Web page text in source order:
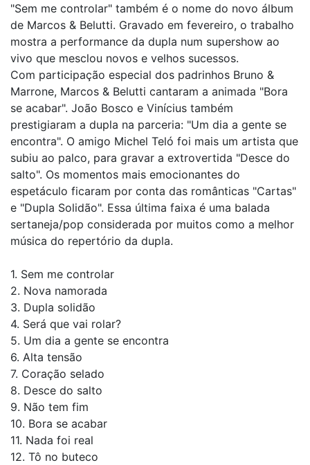
"Sem me controlar" também é o nome do novo álbum
de Marcos & Belutti. Gravado em fevereiro, o trabalho
mostra a performance da dupla num supershow ao
vivo que mesclou novos e velhos sucessos.
Com participação especial dos padrinhos Bruno &
Marrone, Marcos & Belutti cantaram a animada "Bora
se acabar". João Bosco e Vinícius também
prestigiaram a dupla na parceria: "Um dia a gente se
encontra". O amigo Michel Teló foi mais um artista que
subiu ao palco, para gravar a extrovertida "Desce do
salto". Os momentos mais emocionantes do
espetáculo ficaram por conta das românticas "Cartas"
e "Dupla Solidão". Essa última faixa é uma balada
sertaneja/pop considerada por muitos como a melhor
música do repertório da dupla.
1. Sem me controlar
2. Nova namorada
3. Dupla solidão
4. Será que vai rolar?
5. Um dia a gente se encontra
6. Alta tensão
7. Coração selado
8. Desce do salto
9. Não tem fim
10. Bora se acabar
11. Nada foi real
12. Tô no buteco